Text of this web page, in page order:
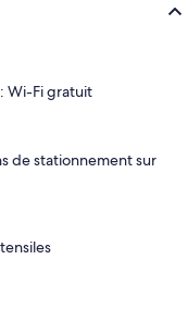
Wi-Fi gratuit
de stationnement sur